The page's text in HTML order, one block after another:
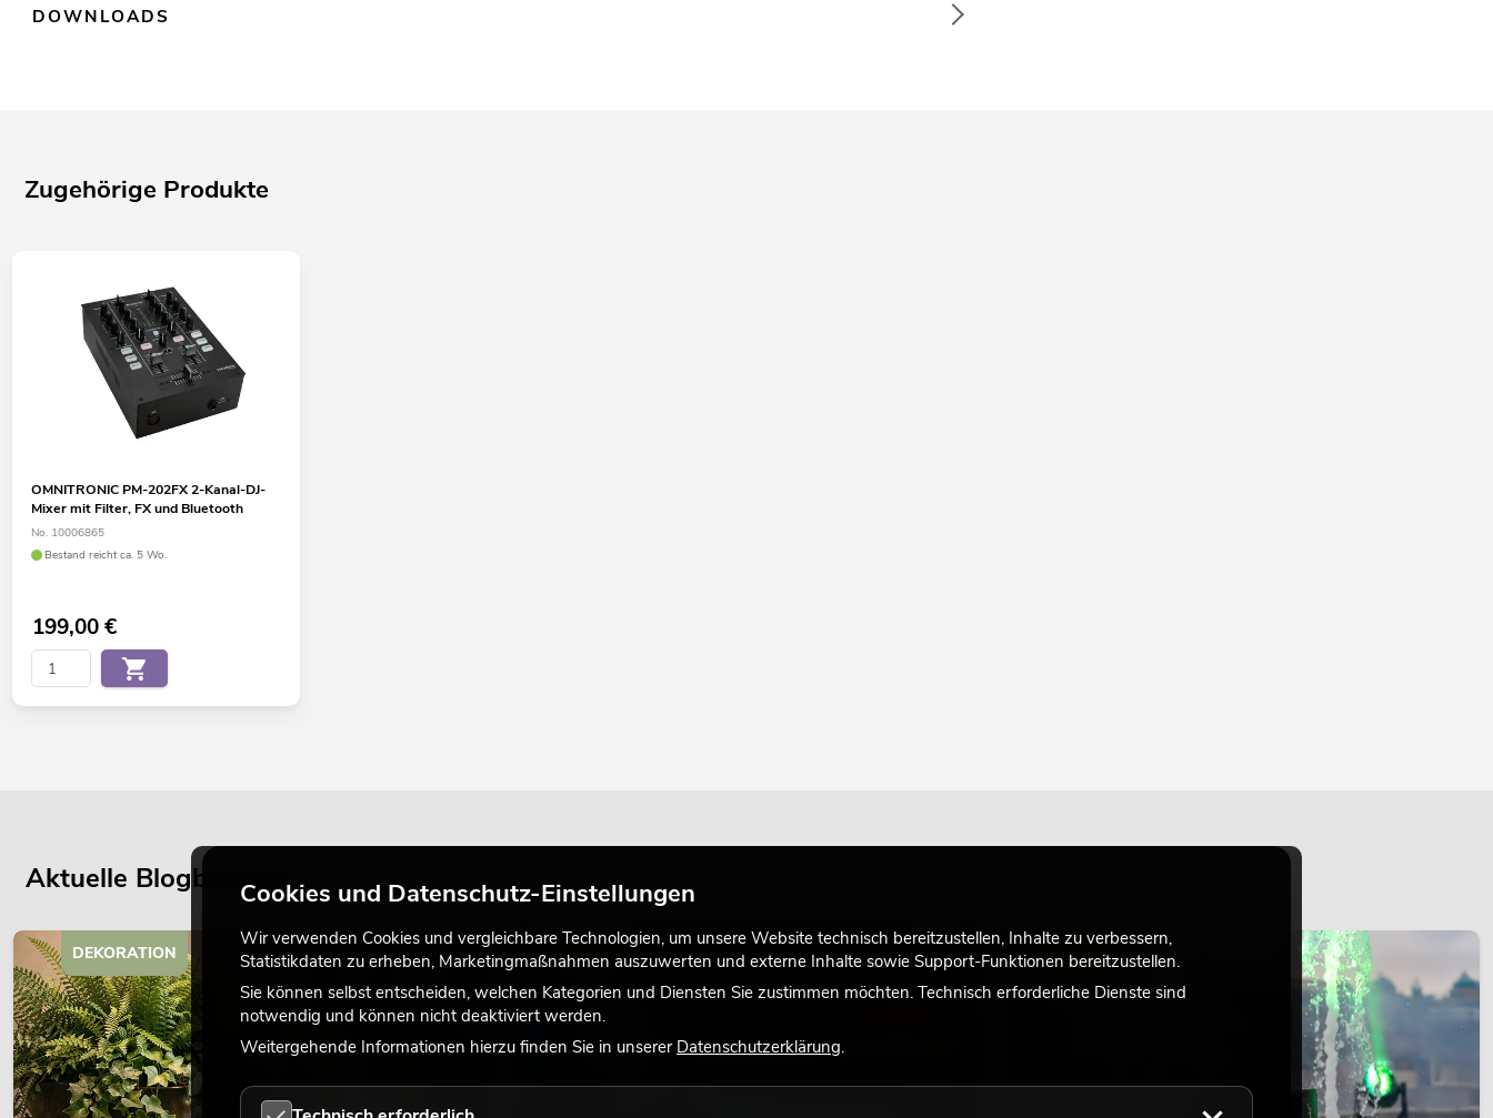
DOWNLOADS
Zugehörige Produkte
OMNITRONIC PM-202FX 2-Kanal-DJ-
Mixer mit Filter, FX und Bluetooth
No. 10006865
Bestand reicht ca. 5 Wo.
199,00€
Aktuelle Blogbeiträge
DEKORATION LICHT LICHT
Cookies und Datenschutz-Einstellungen
Wir verwenden Cookies und vergleichbare Technologien, um unsere Website technisch bereitzustellen, Inhalte zu verbessern,
Statistikdaten zu erheben, Marketingmaßnahmen auszuwerten und externe Inhalte sowie Support-Funktionen bereitzustellen.
Sie können selbst entscheiden, welchen Kategorien und Diensten Sie zustimmen möchten. Technisch erforderliche Dienste sind
notwendig und können nicht deaktiviert werden.
Weitergehende Informationen hierzu finden Sie in unserer Datenschutzerklärung.